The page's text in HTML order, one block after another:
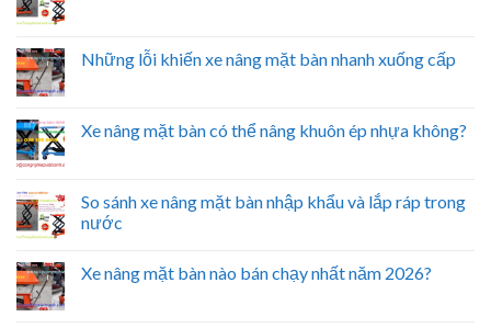
Những lỗi khiến xe nâng mặt bàn nhanh xuống cấp
Xe nâng mặt bàn có thể nâng khuôn ép nhựa không?
So sánh xe nâng mặt bàn nhập khẩu và lắp ráp trong
nước
Xe nâng mặt bàn nào bán chạy nhất năm 2026?